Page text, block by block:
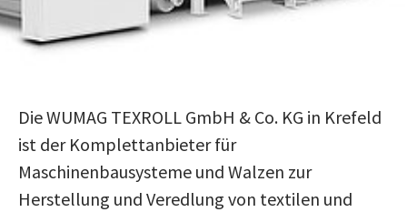
Die WUMAG TEXROLL GmbH & Co. KG in Krefeld
ist der Komplettanbieter für
Maschinenbausysteme und Walzen zur
Herstellung und Veredlung von textilen und